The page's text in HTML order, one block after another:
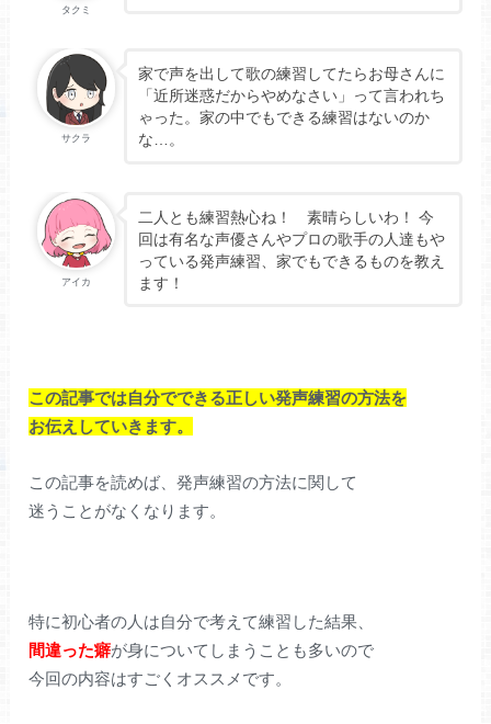
タクミ
サクラ
家で声を出して歌の練習してたらお母さんに
「近所迷惑だからやめなさい」って言われち
ゃった。家の中でもできる練習はないのか
な…。
アイカ
二人とも練習熱心ね！ 素晴らしいわ！ 今
回は有名な声優さんやプロの歌手の人達もや
っている発声練習、家でもできるものを教え
ます！
この記事では自分でできる正しい発声練習の方法を
お伝えしていきます。
この記事を読めば、発声練習の方法に関して
迷うことがなくなります。
特に初心者の人は自分で考えて練習した結果、
間違った癖が身についてしまうことも多いので
今回の内容はすごくオススメです。